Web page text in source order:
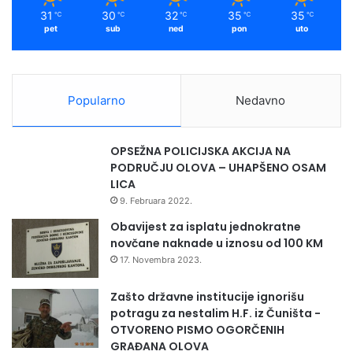
31 ℃
pet
30 ℃
sub
32 ℃
ned
35 ℃
pon
35 ℃
uto
Popularno Nedavno
OPSEŽNA POLICIJSKA AKCIJA NA
PODRUČJU OLOVA – UHAPŠENO OSAM
LICA
9. Februara 2022.
Obavijest za isplatu jednokratne
novčane naknade u iznosu od 100 KM
17. Novembra 2023.
Zašto državne institucije ignorišu
potragu za nestalim H.F. iz Čuništa -
OTVORENO PISMO OGORČENIH
GRAĐANA OLOVA